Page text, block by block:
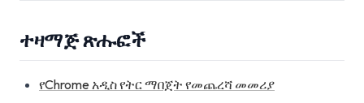
ተዛማጅ ጽሑፎች
የChrome አዲስ የትር ማበጀት የመጨረሻ መመሪያ